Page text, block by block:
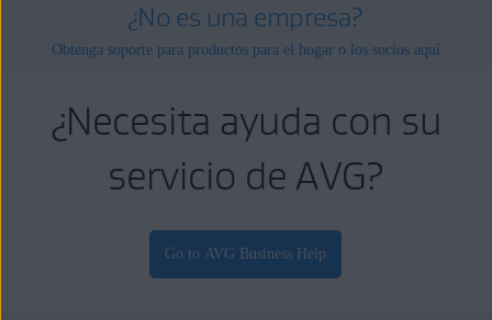
¿No es una empresa?
Obtenga soporte para productos para el hogar o los socios aquí
¿Necesita ayuda con su
servicio de AVG?